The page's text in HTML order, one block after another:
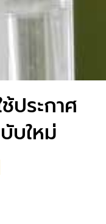
ประกาศ
บใหม่